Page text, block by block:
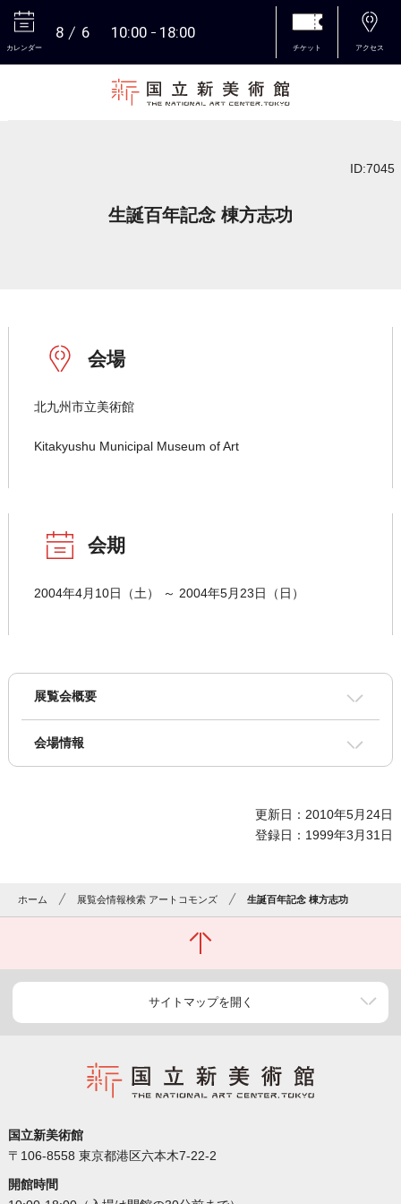
カレンダー
8 6 10:00 18:00
チケット アクセス
ID:7045
生誕百年記念 棟方志功
会場
北九州市立美術館
Kitakyushu Municipal Museum of Art
会期
2004年4月10日（土） ～ 2004年5月23日（日）
展覧会概要
会場情報
更新日：2010年5月24日
登録日：1999年3月31日
ホーム 展覧会情報検索 アートコモンズ 生誕百年記念 棟方志功
サイトマップを開く
国立新美術館
〒106-8558 東京都港区六本木7-22-2
開館時間